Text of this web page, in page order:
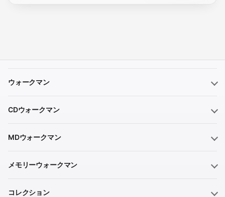
ウォークマン
CDウォークマン
MDウォークマン
メモリーウォークマン
コレクション